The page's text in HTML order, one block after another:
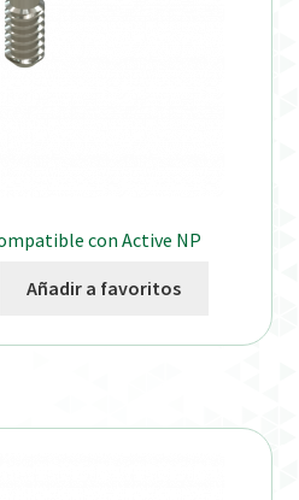
con Active NP
Añadir a favoritos